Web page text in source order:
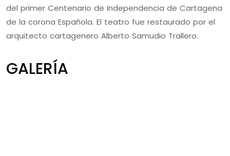
del primer Centenario de Independencia de Cartagena
de la corona Española. El teatro fue restaurado por el
arquitecto cartagenero Alberto Samudio Trallero.
GALERÍA